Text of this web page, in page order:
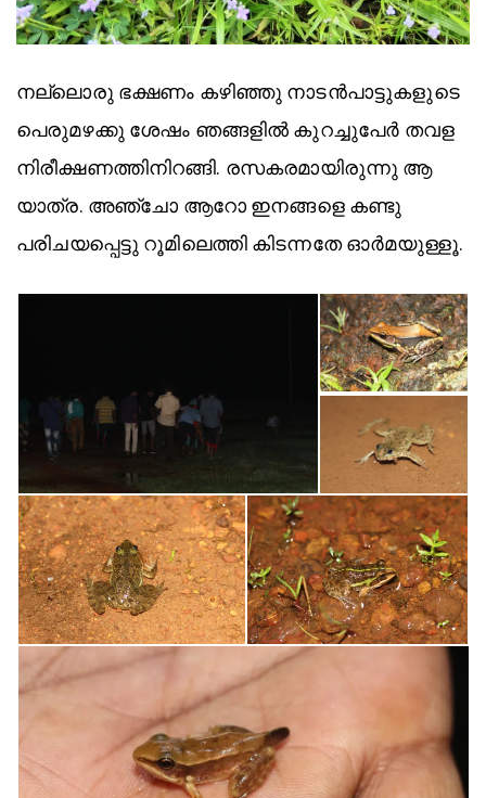
നല്ലൊരു ഭക്ഷണം കഴിഞ്ഞു നാടൻപാട്ടുകളുടെ
പെരുമഴക്കു ശേഷം ഞങ്ങളിൽ കുറച്ചുപേർ തവള
നിരീക്ഷണത്തിനിറങ്ങി. രസകരമായിരുന്നു ആ
യാത്ര. അഞ്ചോ ആറോ ഇനങ്ങളെ കണ്ടു
പരിചയപ്പെട്ടു റൂമിലെത്തി കിടന്നതേ ഓർമയുള്ളൂ.